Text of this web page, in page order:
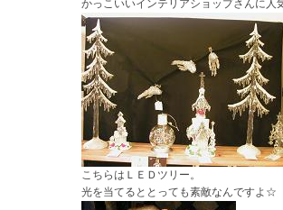
かっこいいインテリアショップさんに人
こちらはＬＥＤツリー。
光を当てるととっても素敵なんですよ☆